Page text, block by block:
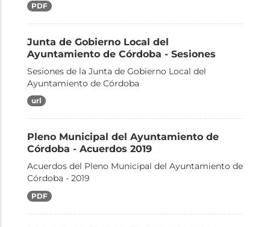
PDF
Junta de Gobierno Local del
Ayuntamiento de Córdoba - Sesiones
Sesiones de la Junta de Gobierno Local del
Ayuntamiento de Córdoba
url
Pleno Municipal del Ayuntamiento de
Córdoba - Acuerdos 2019
Acuerdos del Pleno Municipal del Ayuntamiento de
Córdoba - 2019
PDF